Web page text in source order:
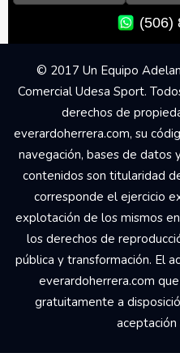
(506)
© 2017 Un Equipo
Comercial Udesa Sport.
derechos de
everardoherrera.com, su
navegación, bases de
contenidos son titularidad
corresponde el ejercicio
explotación de los mismos
los derechos de
pública y transformación. El
everardoherrera.com
gratuitamente a
aceptación